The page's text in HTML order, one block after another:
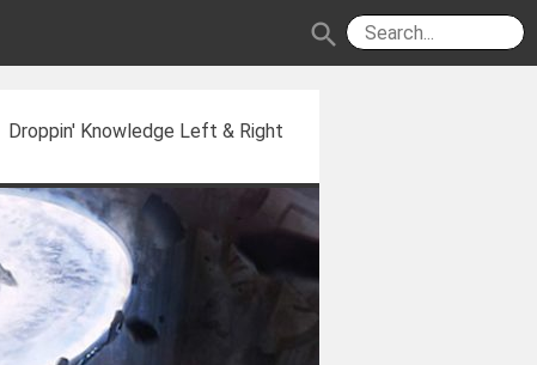
search
Droppin' Knowledge Left & Right